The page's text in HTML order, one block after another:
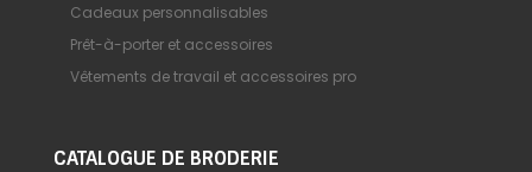
Cadeaux personnalisables
Prêt-à-porter et accessoires
Vêtements de travail et accessoires pro
CATALOGUE DE BRODERIE